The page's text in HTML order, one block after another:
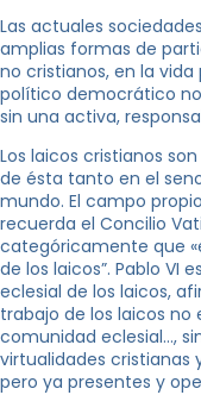
Las actuales
amplias formas de
no cristianos, en la
político democrático
sin una activa,
Los laicos cristianos
de ésta tanto en el
mundo. El campo
recuerda el Concilio
categóricamente que
de los laicos”. Pablo VI
eclesial de los laicos,
trabajo de los laicos no
comunidad eclesial…,
virtualidades cristianas
pero ya presentes y